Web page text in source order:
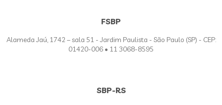
FSBP
Alameda Jaú, 1742 – sala 51 - Jardim Paulista - São Paulo (SP) - CEP:
01420-006 • 11 3068-8595
SBP-RS